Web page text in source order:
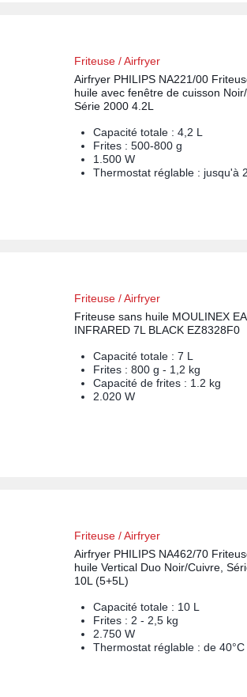
Friteuse / Airfryer
Airfryer PHILIPS NA221/00
huile avec fenêtre de cuisson
Série 2000 4.2L
Capacité totale : 4,2 L
Frites : 500-800 g
1.500 W
Thermostat réglable : jusqu'à
Friteuse / Airfryer
Friteuse sans huile MOULINEX
INFRARED 7L BLACK EZ8328F0
Capacité totale : 7 L
Frites : 800 g - 1,2 kg
Capacité de frites : 1.2 kg
2.020 W
Friteuse / Airfryer
Airfryer PHILIPS NA462/70
huile Vertical Duo Noir/Cuivre,
10L (5+5L)
Capacité totale : 10 L
Frites : 2 - 2,5 kg
2.750 W
Thermostat réglable : de 40°C